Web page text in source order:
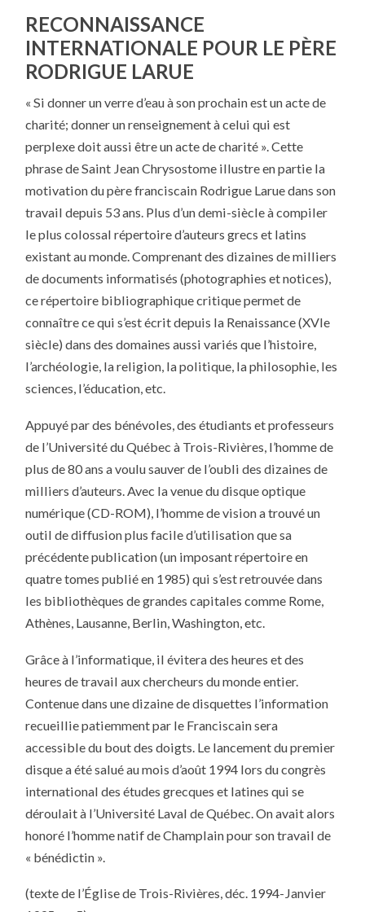
RECONNAISSANCE
INTERNATIONALE POUR LE PÈRE
RODRIGUE LARUE
« Si donner un verre d’eau à son prochain est un acte de
charité; donner un renseignement à celui qui est
perplexe doit aussi être un acte de charité ». Cette
phrase de Saint Jean Chrysostome illustre en partie la
motivation du père franciscain Rodrigue Larue dans son
travail depuis 53 ans. Plus d’un demi-siècle à compiler
le plus colossal répertoire d’auteurs grecs et latins
existant au monde. Comprenant des dizaines de milliers
de documents informatisés (photographies et notices),
ce répertoire bibliographique critique permet de
connaître ce qui s’est écrit depuis la Renaissance (XVIe
siècle) dans des domaines aussi variés que l’histoire,
l’archéologie, la religion, la politique, la philosophie, les
sciences, l’éducation, etc.
Appuyé par des bénévoles, des étudiants et professeurs
de l’Université du Québec à Trois-Rivières, l’homme de
plus de 80 ans a voulu sauver de l’oubli des dizaines de
milliers d’auteurs. Avec la venue du disque optique
numérique (CD-ROM), l’homme de vision a trouvé un
outil de diffusion plus facile d’utilisation que sa
précédente publication (un imposant répertoire en
quatre tomes publié en 1985) qui s’est retrouvée dans
les bibliothèques de grandes capitales comme Rome,
Athènes, Lausanne, Berlin, Washington, etc.
Grâce à l’informatique, il évitera des heures et des
heures de travail aux chercheurs du monde entier.
Contenue dans une dizaine de disquettes l’information
recueillie patiemment par le Franciscain sera
accessible du bout des doigts. Le lancement du premier
disque a été salué au mois d’août 1994 lors du congrès
international des études grecques et latines qui se
déroulait à l’Université Laval de Québec. On avait alors
honoré l’homme natif de Champlain pour son travail de
« bénédictin ».
(texte de l’Église de Trois-Rivières, déc. 1994-Janvier